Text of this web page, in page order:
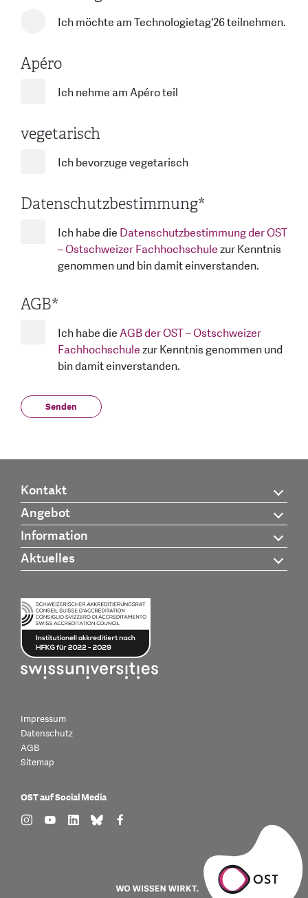
Ich möchte am Technologietag'26 teilnehmen.
Apéro
Ich nehme am Apéro teil
vegetarisch
Ich bevorzuge vegetarisch
Datenschutzbestimmung*
Ich habe die Datenschutzbestimmung der OST
– Ostschweizer Fachhochschulezur Kenntnis
genommen und bin damit einverstanden.
AGB*
Ich habe dieAGB der OST – Ostschweizer
Fachhochschulezur Kenntnis genommen und
bin damit einverstanden.
Kontakt
Angebot
Information
Aktuelles
Impressum
Datenschutz
AGB
Sitemap
OST auf Social Media
find us on: instagram
find us on: youtube
find us on: linkedin
find us on: bluesky
find us on: facebook